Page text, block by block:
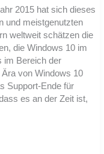
2015 hat sich dieses
und meistgenutzten
weltweit schätzen die
die Windows 10 im
im Bereich der
von Windows 10
Support-Ende für
es an der Zeit ist,